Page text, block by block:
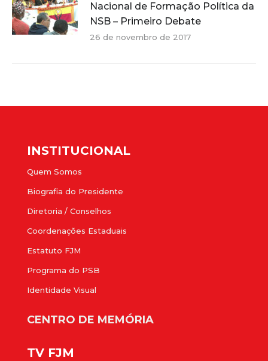
Nacional de Formação Política da
NSB – Primeiro Debate
26 de novembro de 2017
INSTITUCIONAL
Quem Somos
Biografia do Presidente
Diretoria / Conselhos
Coordenações Estaduais
Estatuto FJM
Programa do PSB
Identidade Visual
CENTRO DE MEMÓRIA
TV FJM